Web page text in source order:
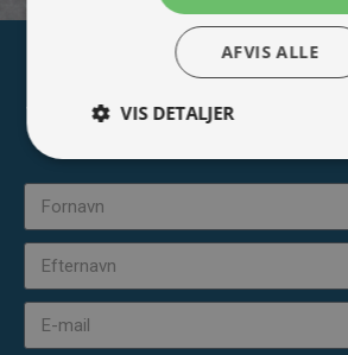
Tilmeld
Vær blandt de første til at modtage info
AFVIS ALLE
VIS DETALJER